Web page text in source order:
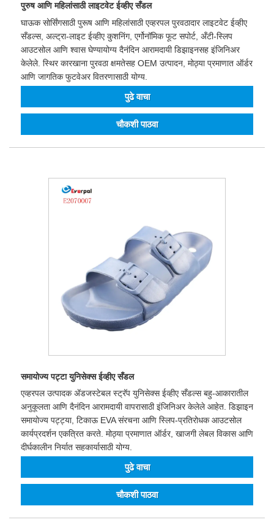
पुरुष आणि महिलांसाठी लाइटवेट ईव्हीए सँडल
घाऊक सोर्सिंगसाठी पुरूष आणि महिलांसाठी एव्हरपल पुरवठादार लाइटवेट ईव्हीए
सँडल्स, अल्ट्रा-लाइट ईव्हीए कुशनिंग, एर्गोनॉमिक फूट सपोर्ट, अँटी-स्लिप
आउटसोल आणि श्वास घेण्यायोग्य दैनंदिन आरामदायी डिझाइनसह इंजिनिअर
केलेले. स्थिर कारखाना पुरवठा क्षमतेसह OEM उत्पादन, मोठ्या प्रमाणात ऑर्डर
आणि जागतिक फुटवेअर वितरणासाठी योग्य.
पुढे वाचा
चौकशी पाठवा
समायोज्य पट्टा युनिसेक्स ईव्हीए सँडल
एव्हरपल उत्पादक ॲडजस्टेबल स्ट्रॅप युनिसेक्स ईव्हीए सँडल्स बहु-आकारातील
अनुकूलता आणि दैनंदिन आरामदायी वापरासाठी इंजिनिअर केलेले आहेत. डिझाइन
समायोज्य पट्ट्या, टिकाऊ EVA संरचना आणि स्लिप-प्रतिरोधक आउटसोल
कार्यप्रदर्शन एकत्रित करते. मोठ्या प्रमाणात ऑर्डर, खाजगी लेबल विकास आणि
दीर्घकालीन निर्यात सहकार्यासाठी योग्य.
पुढे वाचा
चौकशी पाठवा